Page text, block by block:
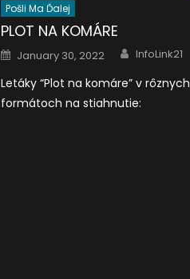
Pošli Ma Ďalej
PLOT NA KOMÁRE
Posted
on
January 30, 2022 Author
InfoLink21
Letáky “Plot na komáre” v rôznych
formátoch na stiahnutie: